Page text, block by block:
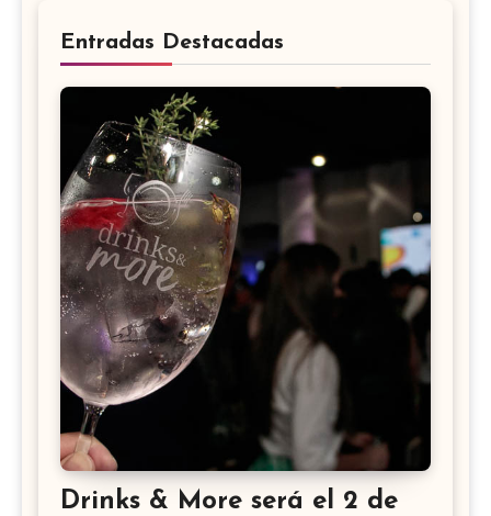
Entradas Destacadas
Drinks & More será el 2 de